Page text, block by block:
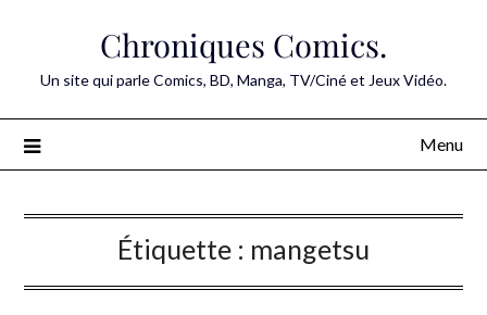
Chroniques Comics.
Un site qui parle Comics, BD, Manga, TV/Ciné et Jeux Vidéo.
Menu
Étiquette : mangetsu